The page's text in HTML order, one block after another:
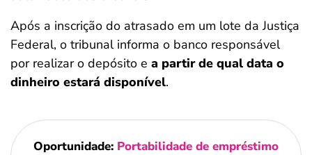
Após a inscrição do atrasado em um lote da Justiça
Federal, o tribunal informa o banco responsável
por realizar o depósito e a partir de qual data o
dinheiro estará disponível.
Oportunidade: Portabilidade de empréstimo